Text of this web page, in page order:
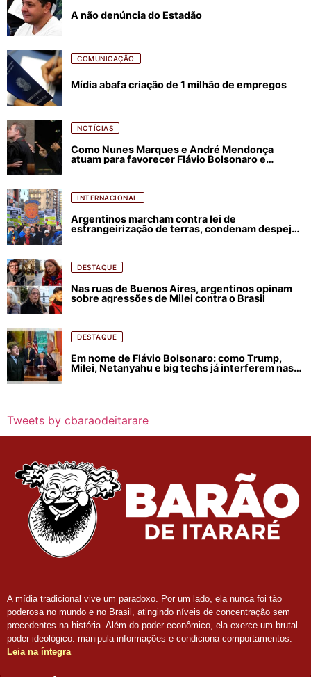
A não denúncia do Estadão
COMUNICAÇÃO
Mídia abafa criação de 1 milhão de empregos
NOTÍCIAS
Como Nunes Marques e André Mendonça
atuam para favorecer Flávio Bolsonaro e
INTERNACIONAL
Argentinos marcham contra lei de
estrangeirização de terras, condenam despejos
DESTAQUE
Nas ruas de Buenos Aires, argentinos opinam
sobre agressões de Milei contra o Brasil
DESTAQUE
Em nome de Flávio Bolsonaro: como Trump,
Milei, Netanyahu e big techs já interferem nas
Tweets by cbaraodeitarare
A mídia tradicional vive um paradoxo. Por um lado, ela nunca foi tão
poderosa no mundo e no Brasil, atingindo níveis de concentração sem
precedentes na história. Além do poder econômico, ela exerce um brutal
poder ideológico: manipula informações e condiciona comportamentos.
Leia na íntegra